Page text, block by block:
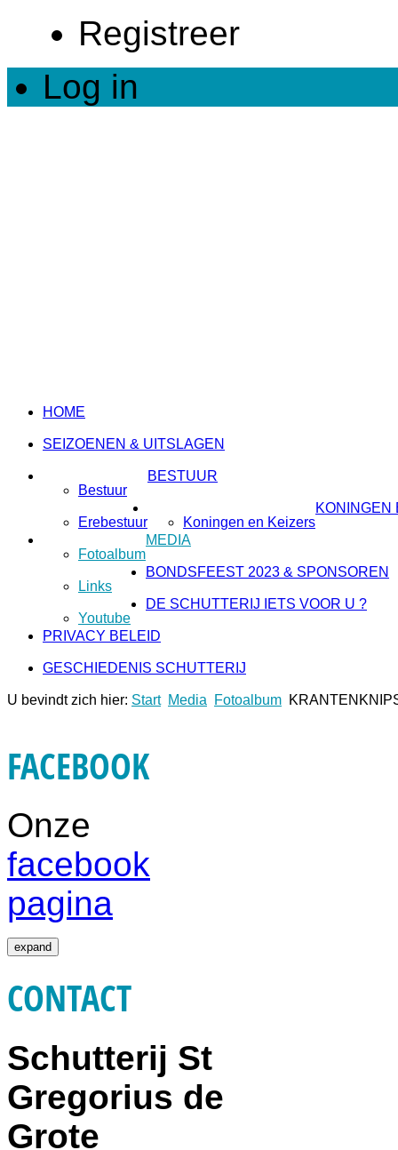
Registreer
Log in
HOME
SEIZOENEN & UITSLAGEN
BESTUUR
Bestuur
Erebestuur
KONINGEN
Koningen en Keizers
MEDIA
Fotoalbum
Links
Youtube
BONDSFEEST 2023 & SPONSOREN
DE SCHUTTERIJ IETS VOOR U ?
PRIVACY BELEID
GESCHIEDENIS SCHUTTERIJ
U bevindt zich hier: Start Media Fotoalbum
FACEBOOK
Onze
facebook
pagina
expand
CONTACT
Schutterij St
Gregorius de
Grote